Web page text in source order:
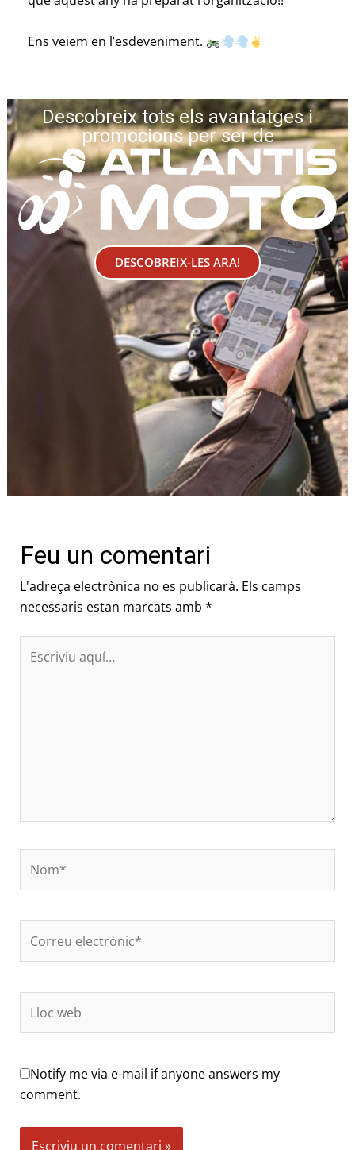
Ens veiem en l’esdeveniment.
Descobreix tots els avantatges i
promocions per ser de
DESCOBREIX-LES ARA!
Feu un comentari
L'adreça electrònica no es publicarà. Els camps
necessaris estan marcats amb *
aquí…
electrònic*
web
Notify me via e-mail if anyone answers my
comment.